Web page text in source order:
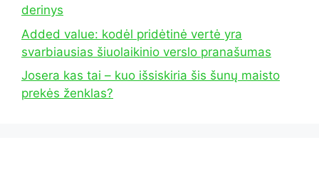
derinys
Added value: kodėl pridėtinė vertė yra
svarbiausias šiuolaikinio verslo pranašumas
Josera kas tai – kuo išsiskiria šis šunų maisto
prekės ženklas?